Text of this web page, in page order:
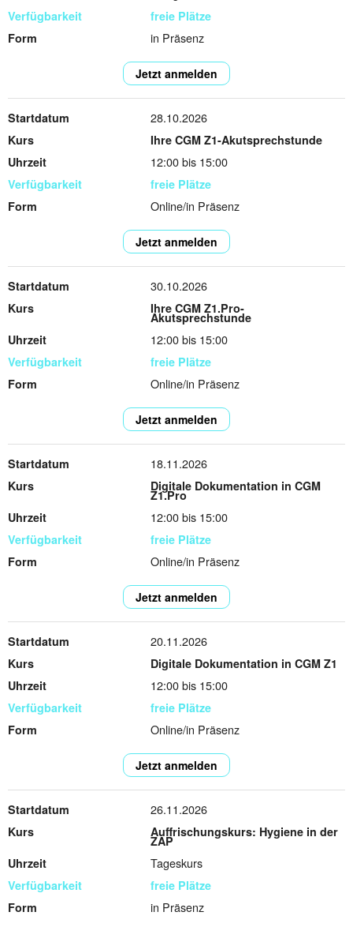
freie Plätze
in Präsenz
Jetzt anmelden
28.10.2026
Ihre CGM Z1-Akutsprechstunde
12:00 bis 15:00
freie Plätze
Online/in Präsenz
Jetzt anmelden
30.10.2026
Ihre CGM Z1.Pro-
Akutsprechstunde
12:00 bis 15:00
freie Plätze
Online/in Präsenz
Jetzt anmelden
18.11.2026
Digitale Dokumentation in CGM
Z1.Pro
12:00 bis 15:00
freie Plätze
Online/in Präsenz
Jetzt anmelden
20.11.2026
Digitale Dokumentation in CGM Z1
12:00 bis 15:00
freie Plätze
Online/in Präsenz
Jetzt anmelden
26.11.2026
Auffrischungskurs: Hygiene in der
ZAP
Tageskurs
freie Plätze
in Präsenz